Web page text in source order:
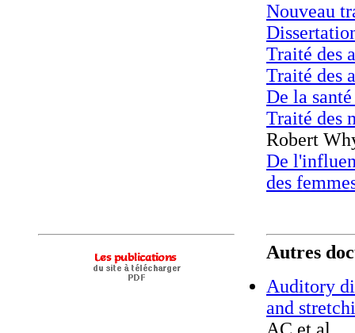
Nouveau
Traité des
Traité des
De la
Traité des
Robert
De
des
Autres
Auditory
and